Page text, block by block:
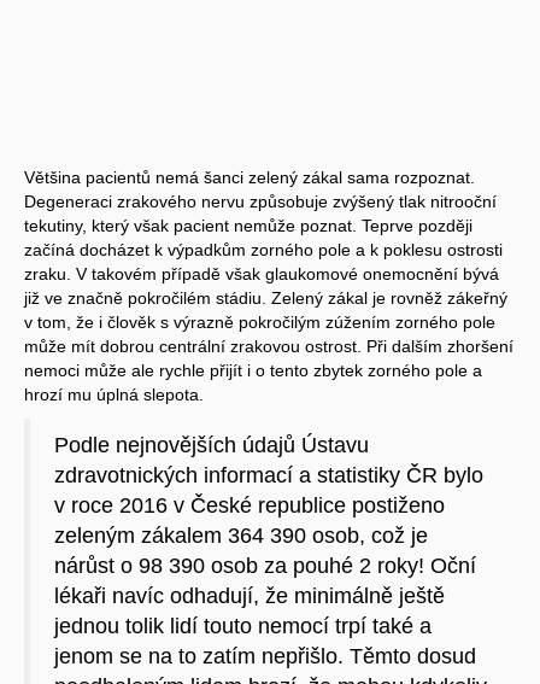
Většina pacientů nemá šanci zelený zákal sama rozpoznat.
Degeneraci zrakového nervu způsobuje zvýšený tlak nitrooční
tekutiny, který však pacient nemůže poznat. Teprve později
začíná docházet k výpadkům zorného pole a k poklesu ostrosti
zraku. V takovém případě však glaukomové onemocnění bývá
již ve značně pokročilém stádiu. Zelený zákal je rovněž zákeřný
v tom, že i člověk s výrazně pokročilým zúžením zorného pole
může mít dobrou centrální zrakovou ostrost. Při dalším zhoršení
nemoci může ale rychle přijít i o tento zbytek zorného pole a
hrozí mu úplná slepota.
Podle nejnovějších údajů Ústavu
zdravotnických informací a statistiky ČR bylo
v roce 2016 v České republice postiženo
zeleným zákalem 364 390 osob, což je
nárůst o 98 390 osob za pouhé 2 roky! Oční
lékaři navíc odhadují, že minimálně ještě
jednou tolik lidí touto nemocí trpí také a
jenom se na to zatím nepřišlo. Těmto dosud